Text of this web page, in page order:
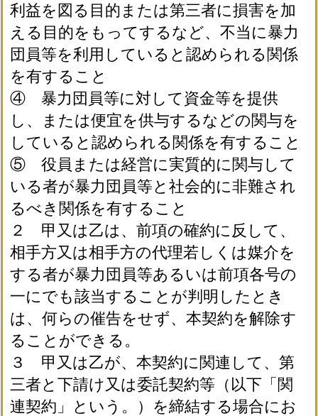
利益を図る目的または第三者に損害を加
える目的をもってするなど、不当に暴力
団員等を利用していると認められる関係
を有すること
④ 暴力団員等に対して資金等を提供
し、または便宜を供与するなどの関与を
していると認められる関係を有すること
⑤ 役員または経営に実質的に関与して
いる者が暴力団員等と社会的に非難され
るべき関係を有すること
２ 甲又は乙は、前項の確約に反して、
相手方又は相手方の代理若しくは媒介を
する者が暴力団員等あるいは前項各号の
一にでも該当することが判明したとき
は、何らの催告をせず、本契約を解除す
ることができる。
３ 甲又は乙が、本契約に関連して、第
三者と下請け又は委託契約等（以下「関
連契約」という。）を締結する場合にお